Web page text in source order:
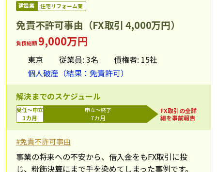
建設業 住宅リフォーム業
免責不許可事由（FX取引 4,000万円）
負債総額9,000万円
東京 従業員: 3名
債権者: 15社
個人破産（結果：免責許可）
解決までのスケジュール
受任～申立
1カ月
申立～終了
7カ月
FX取引の全詳
細を事前報告
#免責不許可事由
事業の将来への不安から、借入金をもFX取引に投
じ、粉飾決算にまで手を染めてしまった事例です。